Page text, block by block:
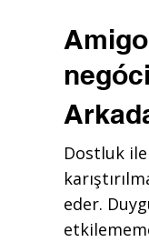
Dostluk
eder.